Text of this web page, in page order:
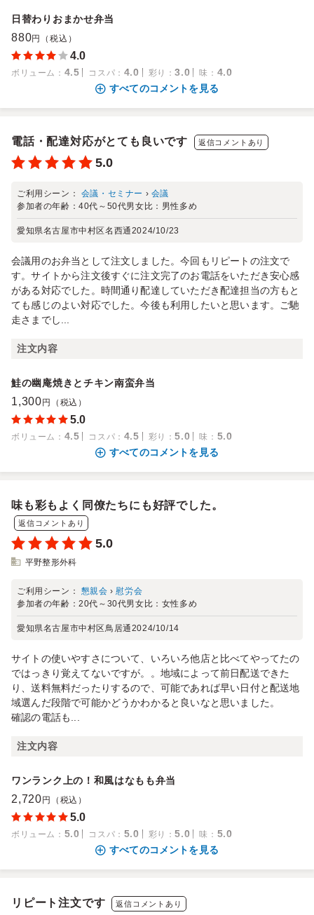
日替わりおまかせ弁当
880円（税込）
4.0
ボリューム ： 4.5 コスパ ： 4.0 彩り ：3.0 味 ： 4.0
すべてのコメントを見る
電話・配達対応がとても良いです 返信コメントあり
5.0
ご利用シーン： 会議・セミナー › 会議
参加者の年齢：40代～50代男女比： 男性多め
愛知県名古屋市中村区名西通2024/10/23
会議用のお弁当として注文しました。今回もリピートの注文で
す。サイトから注文後すぐに注文完了のお電話をいただき安心感
がある対応でした。時間通り配達していただき配達担当の方もと
ても感じのよい対応でした。今後も利用したいと思います。ご馳
走さまでし...
注文内容
鮭の幽庵焼きとチキン南蛮弁当
1,300 円（税込）
5.0
ボリューム ： 4.5 コスパ ： 4.5 彩り ：5.0 味 ： 5.0
すべてのコメントを見る
味も彩もよく同僚たちにも好評でした。
返信コメントあり
5.0
平野整形外科
ご利用シーン： 懇親会 ›慰労会
参加者の年齢：20代～30代男女比： 女性多め
愛知県名古屋市中村区鳥居通2024/10/14
サイトの使いやすさについて、いろいろ他店と比べてやってたの
ではっきり覚えてないですが。。地域によって前日配送できた
り、送料無料だったりするので、可能であれば早い日付と配送地
域選んだ段階で可能かどうかわかると良いなと思いました。
確認の電話も...
注文内容
ワンランク上の！和風はなもも弁当
2,720 円（税込）
5.0
ボリューム ： 5.0 コスパ ： 5.0 彩り ：5.0 味 ： 5.0
すべてのコメントを見る
リピート注文です 返信コメントあり